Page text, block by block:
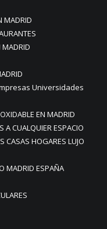
MADRID
MADRID
Universidades
EN MADRID
A CUALQUIER ESPACIO
CASAS HOGARES LUJO
MADRID ESPAÑA